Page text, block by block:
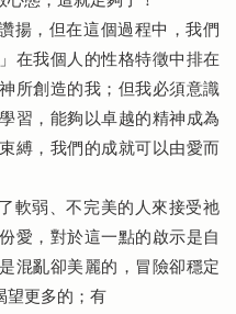
揚，但在這個過程中，我們
在我個人的性格特徵中排在
所創造的我；但我必須意識
習，能夠以卓越的精神成為
縛，我們的成就可以由愛而
軟弱、不完美的人來接受祂
愛，對於這一點的啟示是自
混亂卻美麗的，冒險卻穩定
望更多的；有